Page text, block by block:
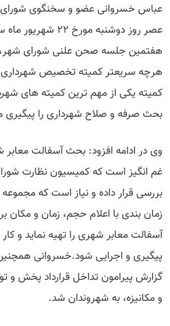
عباس خسروانی عضو و سخنگوی شورای
عصر روز دوشنبه مورخ ۲۲
هفتمین جلسه صحن علنی شورای شهر،
هرچه سریعتر کمیته تخصیص
کمیته یکی از مهم ترین کمیته های
بحث صرفه و صلاح شهرداری را پیگیری
وی در ادامه افزود: بحث آسفالت
غم انگیز است که کمیسیون نظارت
بررسی قرار داده و نیاز است که
زمان بندی با اعلام حجم، زمان و مکان
آسفالت معابر شهری را تهیه نماید و
پیگیری و اجرایی شود.خسروانی همچنین
گزارش پیرامون تداخل قرارداد پخش و
و مکانیزه، به شهروندان شد.